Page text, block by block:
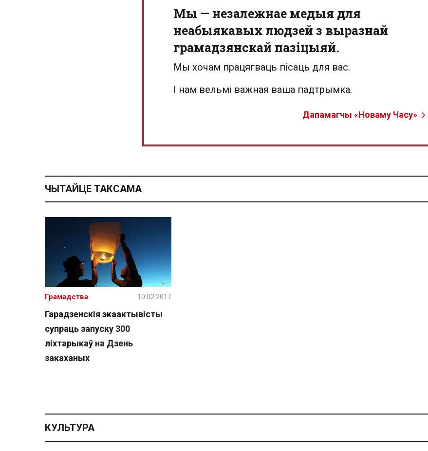
Мы — незалежнае медыя для
неабыякавых людзей з выразнай
грамадзянскай пазіцыяй.
Мы хочам працягваць пісаць для вас.
І нам вельмі важная ваша падтрымка.
Дапамагчы «Новаму Часу»
ЧЫТАЙЦЕ ТАКСАМА
Гарадзенскія экаактывісты
супраць запуску 300
ліхтарыкаў на Дзень
закаханых
Грамадства 10.02.2017
КУЛЬТУРА